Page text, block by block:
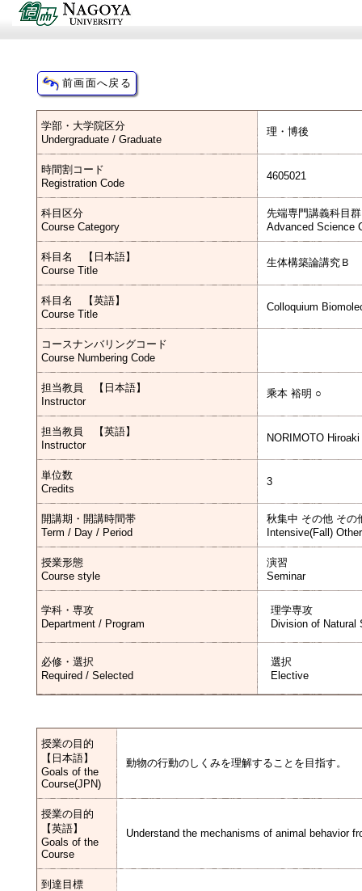
学部・大学院区分
Undergraduate / Graduate
理・博後
時間割コード
Registration Code
4605021
科目区分
Course Category
先端専門講義科目
Advanced Science
科目名 【日本語】
Course Title
生体構築論講究Ｂ
科目名 【英語】
Course Title
Colloquium
コースナンバリングコード
Course Numbering Code
担当教員 【日本語】
Instructor
乘本 裕明 ○
担当教員 【英語】
Instructor
NORIMOTO
単位数
Credits
3
開講期・開講時間帯
Term / Day / Period
秋集中 その他 その
Intensive(Fall)
授業形態
Course style
演習
Seminar
学科・専攻
Department / Program
理学専攻
Division of Natural
必修・選択
Required / Selected
選択
Elective
授業の目的
【日本語】
Goals of the
Course(JPN)
動物の行動のしくみを理解することを目指す。
授業の目的
【英語】
Goals of the
Course
Understand the mechanisms of animal behavior
到達目標